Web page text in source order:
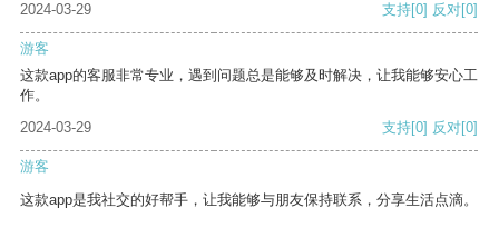
2024-03-29 支持[0] 反对[0]
游客
这款app的客服非常专业，遇到问题总是能够及时解决，让我能够安心工
作。
2024-03-29
支持[0] 反对[0]
游客
这款app是我社交的好帮手，让我能够与朋友保持联系，分享生活点滴。